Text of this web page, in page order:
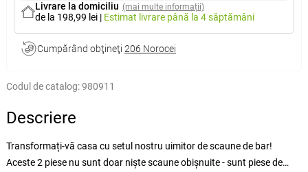
Livrare la domiciliu (mai multe informații)
de la 198,99 lei | Estimat livrare până la 4 săptămâni
Cumpărând obţineţi 206 Norocei
Codul de catalog:980911
Descriere
Transformați-vă casa cu setul nostru uimitor de scaune de bar!
Aceste 2 piese nu sunt doar niște scaune obișnuite - sunt piese de